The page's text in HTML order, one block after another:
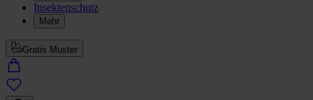
Insektenschutz
Mehr
Gratis Muster